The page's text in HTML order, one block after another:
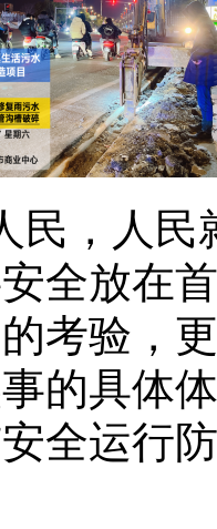
民，人
全放在
考验，
的具体
全运行